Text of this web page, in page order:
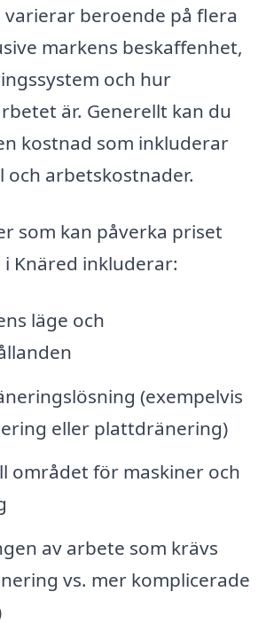
beroende på flera
markens beskaffenhet,
och hur
är. Generellt kan du
kostnad som inkluderar
och arbetskostnader.
som kan påverka priset
Knäred inkluderar:
läge och
(exempelvis
eller plattdränering)
området för maskiner och
av arbete som krävs
vs. mer komplicerade